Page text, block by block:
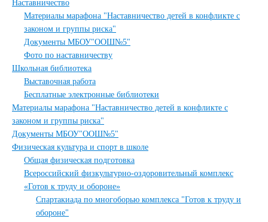
Наставничество
Материалы марафона "Наставничество детей в конфликте с
законом и группы риска"
Документы МБОУ"ООШ№5"
Фото по наставничеству
Школьная библиотека
Выставочная работа
Бесплатные электронные библиотеки
Материалы марафона "Наставничество детей в конфликте с
законом и группы риска"
Документы МБОУ"ООШ№5"
Физическая культура и спорт в школе
Общая физическая подготовка
Всероссийский физкультурно-оздоровительный комплекс
«Готов к труду и обороне»
Спартакиада по многоборью комплекса "Готов к труду и
обороне"